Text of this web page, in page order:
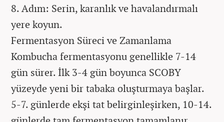
8. Adım: Serin, karanlık ve havalandırmalı
yere koyun.
Fermentasyon Süreci ve Zamanlama
Kombucha fermentasyonu genellikle 7-14
gün sürer. İlk 3-4 gün boyunca SCOBY
yüzeyde yeni bir tabaka oluşturmaya başlar.
5-7. günlerde ekşi tat belirginleşirken, 10-14.